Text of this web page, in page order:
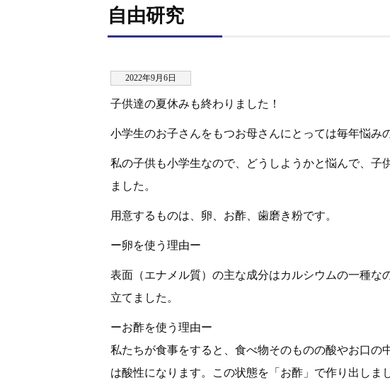
自由研究
2022年9月6日
子供達の夏休みも終わりました！
小学生のお子さんをもつお母さんにとっては毎年悩み
私の子供も小学生なので、どうしようかと悩んで、
ました。
用意するものは、卵、お酢、歯磨き粉です。
ー卵を使う理由ー
表面（エナメル質）の主な成分はカルシウムの一種
立てました。
ーお酢を使う理由ー
私たちが食事をすると、食べ物そのものの酸やお口
は酸性になります。この状態を「お酢」で作り出しま